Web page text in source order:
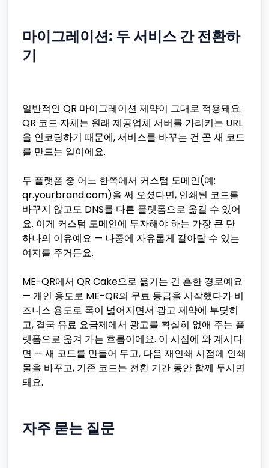
마이그레이션: 두 서비스 간 전환하
기
일반적인 QR 마이그레이션 제약이 그대로 적용돼요.
QR 코드 자체는 원래 제공업체 서버를 가리키는 URL
을 인코딩하기 때문에, 서비스를 바꾸는 건 곧 새 코드
를 만드는 일이에요.
두 플랫폼 중 어느 한쪽에서 커스텀 도메인(예:
qr.yourbrand.com)을 써 오셨다면, 인쇄된 코드를
바꾸지 않고도 DNS를 다른 플랫폼으로 옮길 수 있어
요. 이게 커스텀 도메인에 투자해야 하는 가장 큰 단
하나의 이유예요 — 나중에 자유롭게 갈아탈 수 있는
여지를 주거든요.
ME-QR에서 QR Cake으로 옮기는 건 흔한 경로예요
— 개인 용도로 ME-QR의 무료 등급을 시작했다가 비
즈니스 용도로 폭이 넓어지면서 광고 제약에 부딪히
고, 결국 유료 요금제에서 광고를 확실히 없애 주는 플
랫폼으로 옮겨 가는 흐름이에요. 이 시점에 와 계시다
면 — 새 코드를 만들어 두고, 다음 재인쇄 시점에 인쇄
물을 바꾸고, 기존 코드는 전환 기간 동안 함께 두시면
돼요.
자주 묻는 질문